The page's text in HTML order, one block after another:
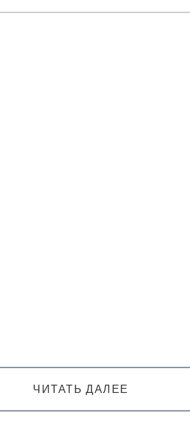
ЧИТАТЬ ДАЛЕЕ